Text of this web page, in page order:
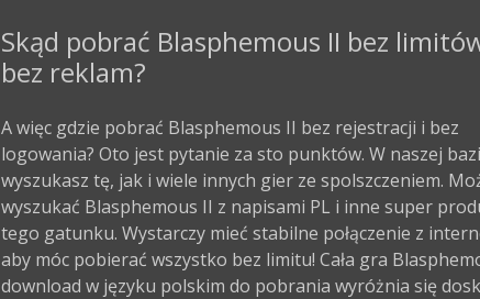
Skąd pobrać Blasphemous II bez
bez reklam?
A więc gdzie pobrać Blasphemous II bez rejestracji i bez
logowania? Oto jest pytanie za sto punktów. W naszej
wyszukasz tę, jak i wiele innych gier ze spolszczeniem.
wyszukać Blasphemous II z napisami PL i inne super
tego gatunku. Wystarczy mieć stabilne połączenie z
aby móc pobierać wszystko bez limitu! Cała gra
download w języku polskim do pobrania wyróżnia się